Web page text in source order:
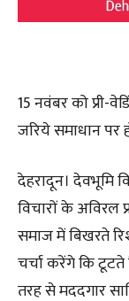
15 नवंबर को प्री-
जरिये समाधान पर
देहरादून। देवभूमि
विचारों के अविरल
समाज में बिखरते
चर्चा करेंगे कि टूटते
तरह से मददगार